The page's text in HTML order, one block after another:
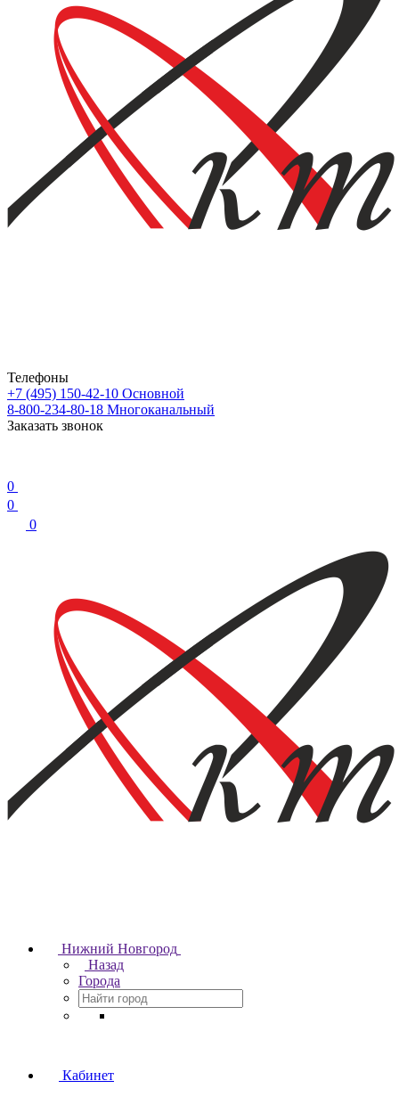
Телефоны
+7 (495) 150-42-10 Основной
8-800-234-80-18 Многоканальный
Заказать звонок
0
0
0
Нижний Новгород
Назад
Города
Кабинет